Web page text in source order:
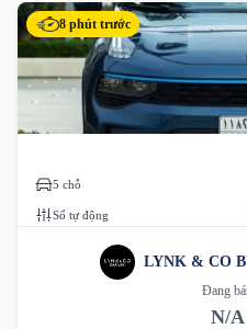
8 phút trước
5 chỗ
Số tự động
LYNK & CO
Đang
N/A